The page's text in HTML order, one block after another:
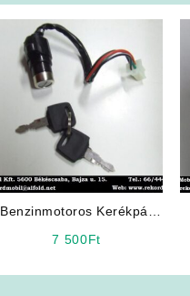
Benzinmotoros Kerékpár
7 500Ft